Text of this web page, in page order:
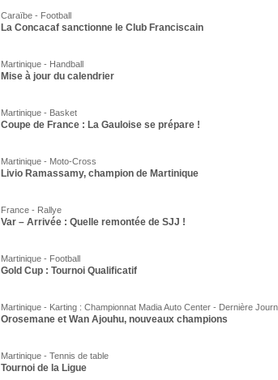
Caraïbe - Football
La Concacaf sanctionne le Club Franciscain
Martinique - Handball
Mise à jour du calendrier
Martinique - Basket
Coupe de France : La Gauloise se prépare !
Martinique - Moto-Cross
Livio Ramassamy, champion de Martinique
France - Rallye
Var – Arrivée : Quelle remontée de SJJ !
Martinique - Football
Gold Cup : Tournoi Qualificatif
Martinique - Karting : Championnat Madia Auto Center - Dernière
Orosemane et Wan Ajouhu, nouveaux champions
Martinique - Tennis de table
Tournoi de la Ligue